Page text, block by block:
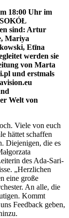
18:00 Uhr im
sind: Artur
Mariya
Etīna
werden sie
von Marta
und erstmals
Welt von
Viele von euch
hättet schaffen
Diejenigen, die es
des Ada-Sari-
„Herzlichen
eine große
An alle, die
Kommt
Feedback geben,